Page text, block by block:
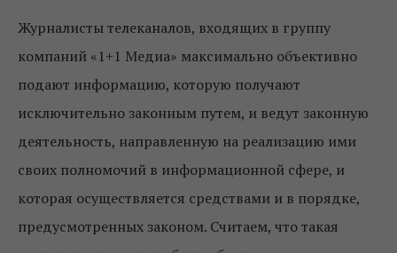
Журналисты телеканалов, входящих в группу
компаний «1+1 Медиа» максимально объективно
подают информацию, которую получают
исключительно законным путем, и ведут законную
деятельность, направленную на реализацию ими
своих полномочий в информационной сфере, и
которая осуществляется средствами и в порядке,
предусмотренных законом. Считаем, что такая